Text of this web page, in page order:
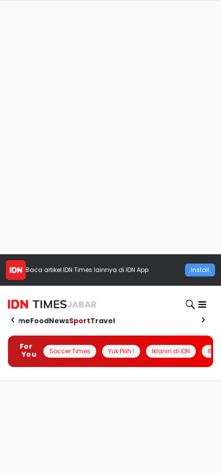
Baca artikel IDN Times lainnya di IDN App Install
JABAR
HomeFoodNewsSportTravel
For
You
Soccer Times Yuk Pilih ! Iklanin di IDN